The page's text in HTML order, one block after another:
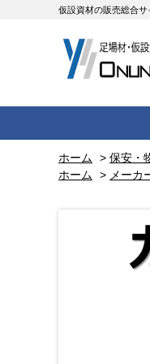
仮設資材の販売総合サ
ホーム > 保安・
ホーム
> メーカ